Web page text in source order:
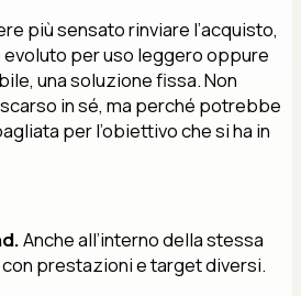
più sensato rinviare l’acquisto,
per uso leggero oppure
una soluzione fissa. Non
in sé, ma perché potrebbe
per l’obiettivo che si ha in
Anche all’interno della stessa
prestazioni e target diversi.